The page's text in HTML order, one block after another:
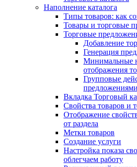
Наполнение каталога
Типы товаров: как
Товары и торговые
Торговые
Добавление
Генерация
Минимальные
отображения
Групповые
предложениями
Вкладка Торговый
Свойства товаров и
Отображение
от раздела
Метки товаров
Создание услуги
Настройка показа
облегчаем работу